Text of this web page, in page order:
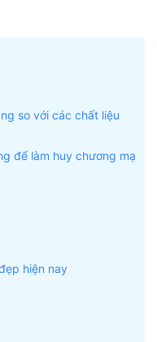
so với các chất liệu
để làm huy chương mạ
hiện nay